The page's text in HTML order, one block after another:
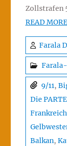
Zollstrafen
READ MORE
Farala
9/11,
Die
Frankreich
Balkan,